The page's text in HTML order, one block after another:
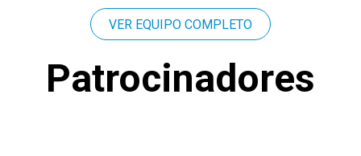
VER EQUIPO COMPLETO
Patrocinadores